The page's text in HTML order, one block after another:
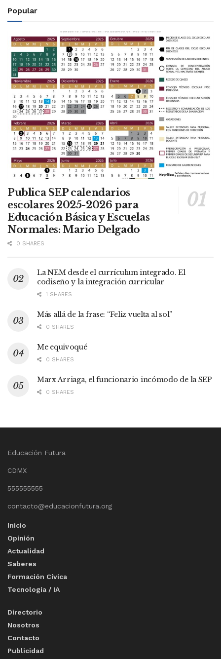
Popular
Publica SEP calendarios
escolares 2025-2026 para
Educación Básica y Escuelas
Normales: Mario Delgado
0 SHARES
La NEM desde el currículum integrado. El
codiseño y la integración curricular
1 SHARES
Más allá de la frase: “Feliz vuelta al sol”
0 SHARES
Me equivoqué
0 SHARES
Marx Arriaga, el funcionario incómodo de la SEP
0 SHARES
Educación Futura
CDMX
555555555
contacto@educacionfutura.org
Inicio
Opinión
Actualidad
Saberes
Formación Cívica
Tecnología / IA
Directorio
Nosotros
Contacto
Publicidad